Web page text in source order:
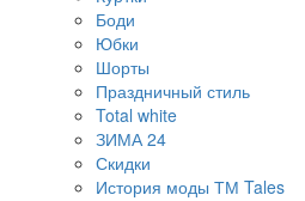
Боди
Юбки
Шорты
Праздничный стиль
Total white
ЗИМА 24
Скидки
История моды ТМ Tales